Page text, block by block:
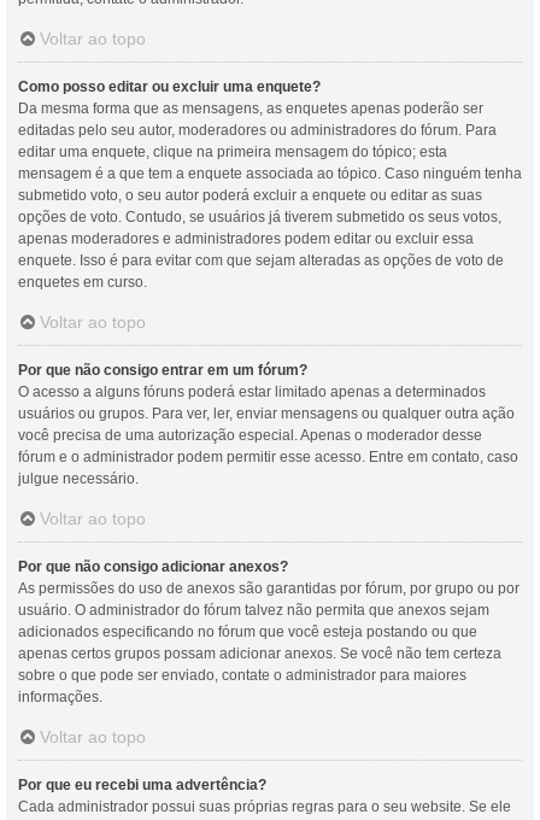
Voltar ao topo
Como posso editar ou excluir uma enquete?
Da mesma forma que as mensagens, as enquetes apenas poderão ser
editadas pelo seu autor, moderadores ou administradores do fórum. Para
editar uma enquete, clique na primeira mensagem do tópico; esta
mensagem é a que tem a enquete associada ao tópico. Caso ninguém tenha
submetido voto, o seu autor poderá excluir a enquete ou editar as suas
opções de voto. Contudo, se usuários já tiverem submetido os seus votos,
apenas moderadores e administradores podem editar ou excluir essa
enquete. Isso é para evitar com que sejam alteradas as opções de voto de
enquetes em curso.
Voltar ao topo
Por que não consigo entrar em um fórum?
O acesso a alguns fóruns poderá estar limitado apenas a determinados
usuários ou grupos. Para ver, ler, enviar mensagens ou qualquer outra ação
você precisa de uma autorização especial. Apenas o moderador desse
fórum e o administrador podem permitir esse acesso. Entre em contato, caso
julgue necessário.
Voltar ao topo
Por que não consigo adicionar anexos?
As permissões do uso de anexos são garantidas por fórum, por grupo ou por
usuário. O administrador do fórum talvez não permita que anexos sejam
adicionados especificando no fórum que você esteja postando ou que
apenas certos grupos possam adicionar anexos. Se você não tem certeza
sobre o que pode ser enviado, contate o administrador para maiores
informações.
Voltar ao topo
Por que eu recebi uma advertência?
Cada administrador possui suas próprias regras para o seu website. Se ele